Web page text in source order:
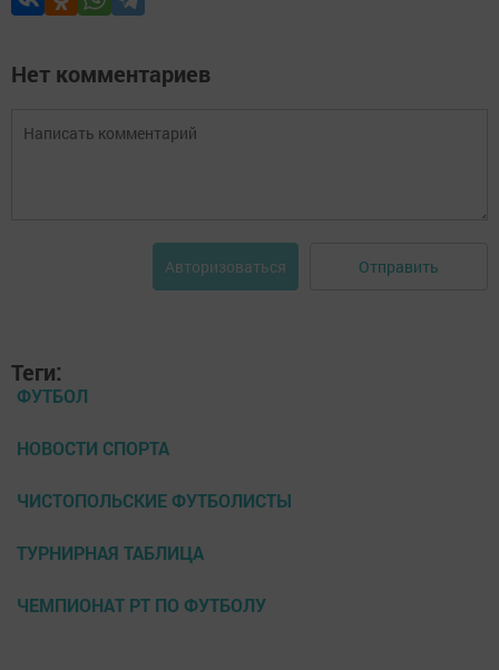
Нет комментариев
Авторизоваться Отправить
Теги:
ФУТБОЛ
НОВОСТИ СПОРТА
ЧИСТОПОЛЬСКИЕ ФУТБОЛИСТЫ
ТУРНИРНАЯ ТАБЛИЦА
ЧЕМПИОНАТ РТ ПО ФУТБОЛУ